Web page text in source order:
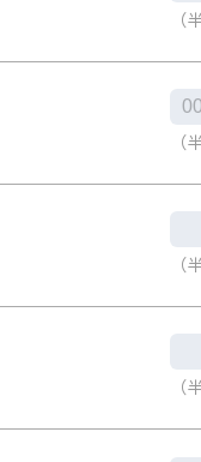
（
（
（
（